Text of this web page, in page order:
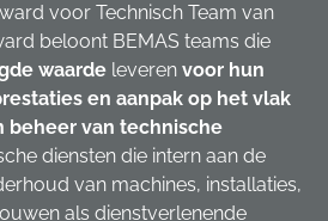
voor Technisch Team van
beloont BEMAS teams die
waarde leveren voor hun
en aanpak op het vlak
beheer van technische
diensten die intern aan de
van machines, installaties,
als dienstverlenende